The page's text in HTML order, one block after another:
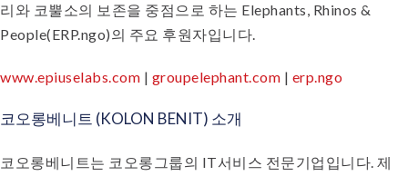
리와 코뿔소의 보존을 중점으로 하는 Elephants, Rhinos &
People(ERP.ngo)의 주요 후원자입니다.
www.epiuselabs.com | groupelephant.com | erp.ngo
코오롱베니트 (KOLON BENIT) 소개
코오롱베니트는 코오롱그룹의 IT서비스 전문기업입니다. 제